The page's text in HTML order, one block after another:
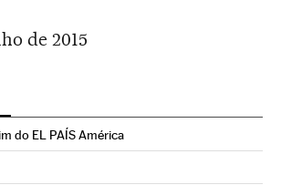
de 2015
do EL PAÍS América
en Twitter
Brasil en Instagram
El País Brasil en Facebook